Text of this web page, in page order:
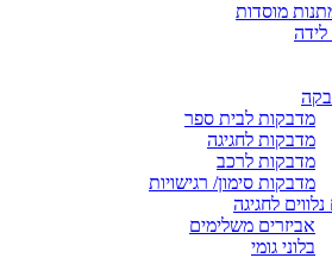
מוסדות
מדבקות לבית ספר
מדבקות לחגיגה
מדבקות לרכב
מדבקות סימון/ רגישויות
לחגיגה
אביזרים משלימים
בלוני גומי